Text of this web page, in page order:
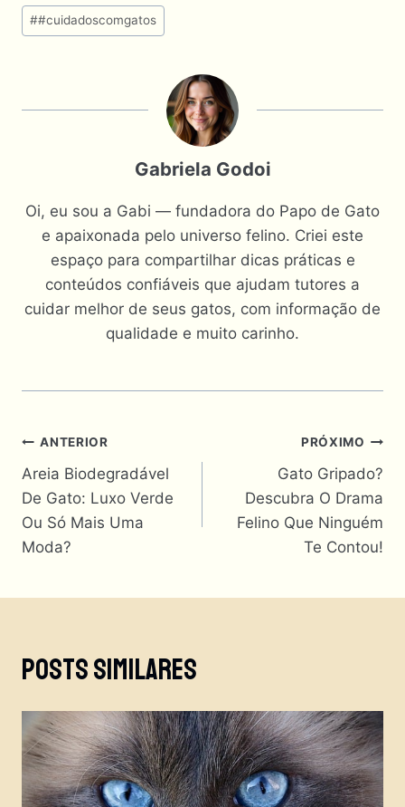
Tags
do
##cuidadoscomgatos
Gabriela Godoi
Oi, eu sou a Gabi — fundadora do Papo de Gato
e apaixonada pelo universo felino. Criei este
espaço para compartilhar dicas práticas e
conteúdos confiáveis que ajudam tutores a
cuidar melhor de seus gatos, com informação de
qualidade e muito carinho.
Navegação
De
Post
ANTERIOR
Areia Biodegradável
De Gato: Luxo Verde
Ou Só Mais Uma
Moda?
PRÓXIMO
Gato Gripado?
Descubra O Drama
Felino Que Ninguém
Te Contou!
Posts Similares